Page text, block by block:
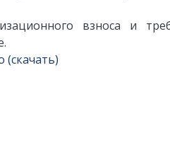
взноса и